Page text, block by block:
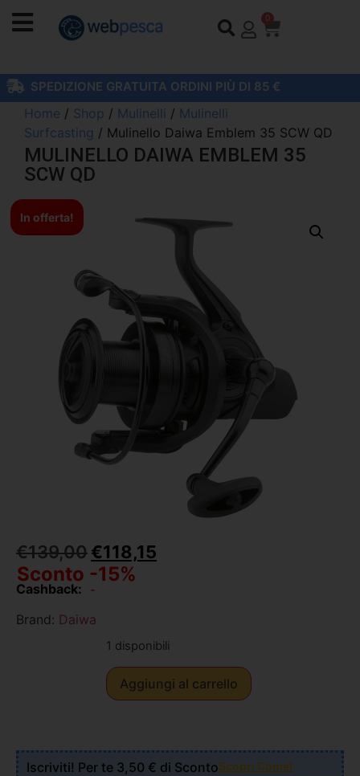
0
SPEDIZIONE GRATUITA ORDINI PIÙ DI 85 €
Home / Shop / Mulinelli / Mulinelli
Surfcasting / Mulinello Daiwa Emblem 35 SCW QD
MULINELLO DAIWA EMBLEM 35
SCW QD
In offerta!
€139,00€118,15
Sconto -15%
Cashback: -
Brand: Daiwa
1 disponibili
Aggiungi al carrello
Iscriviti! Per te 3,50 € di ScontoScopri Come!